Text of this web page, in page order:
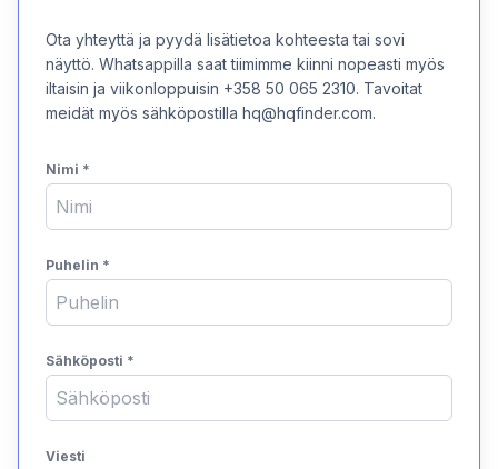
Ota yhteyttä ja pyydä lisätietoa kohteesta tai sovi
näyttö. Whatsappilla saat tiimimme kiinni nopeasti myös
iltaisin ja viikonloppuisin +358 50 065 2310. Tavoitat
meidät myös sähköpostilla hq@hqfinder.com.
Nimi *
Puhelin *
Sähköposti *
Viesti